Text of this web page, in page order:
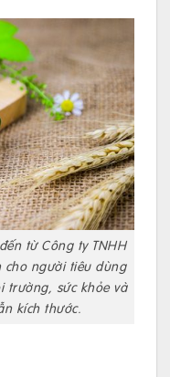
từ Công ty TNHH
cho người tiêu dùng
trường, sức khỏe và
kích thước.